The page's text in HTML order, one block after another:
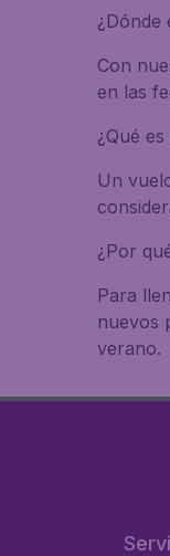
¿Dónde
Con
en las
¿Qué
Un
¿Por
Para
nuevos
verano.